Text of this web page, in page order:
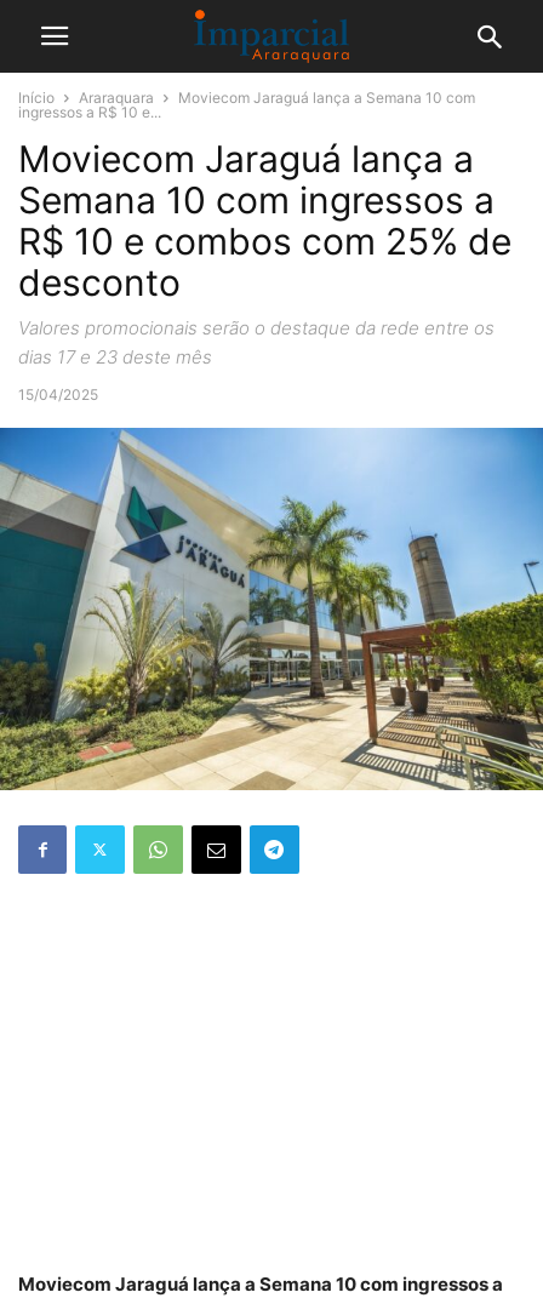
Início Araraquara
Moviecom Jaraguá lança a Semana 10 com
ingressos a R$ 10 e...
Moviecom Jaraguá lança a
Semana 10 com ingressos a
R$ 10 e combos com 25% de
desconto
Valores promocionais serão o destaque da rede entre os
dias 17 e 23 deste mês
15/04/2025
Moviecom Jaraguá lança a Semana 10 com ingressos a